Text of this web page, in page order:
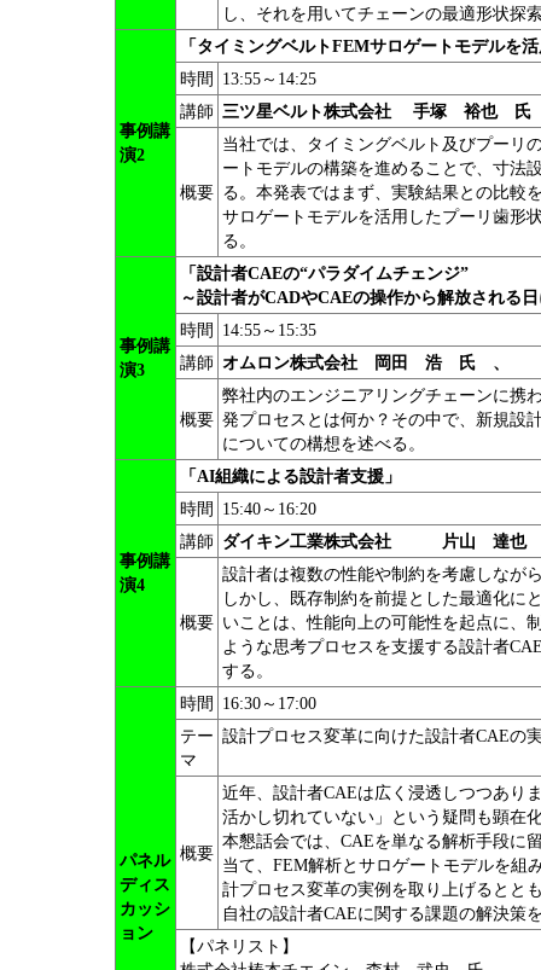
し、それを用いてチェーンの最適形状探
事例講
演2
「タイミングベルトFEMサロゲートモデルを
時間
13:55～14:25
講師 三ツ星ベルト株式会社 手塚 裕也 氏
概要
当社では、タイミングベルト及びプーリ
ートモデルの構築を進めることで、寸法
る。本発表ではまず、実験結果との比較
サロゲートモデルを活用したプーリ歯形
る。
事例講
演3
「設計者CAEの“パラダイムチェンジ”
～設計者がCADやCAEの操作から解放される
時間
14:55～15:35
講師 オムロン株式会社 岡田 浩 氏
概要
弊社内のエンジニアリングチェーンに携
発プロセスとは何か？その中で、新規設
についての構想を述べる。
事例講
演4
「AI組織による設計者支援」
時間
15:40～16:20
講師 ダイキン工業株式会社 片山 達也
概要
設計者は複数の性能や制約を考慮しなが
しかし、既存制約を前提とした最適化に
いことは、性能向上の可能性を起点に、
ような思考プロセスを支援する設計者
する。
パネル
ディス
カッシ
ョン
時間
16:30～17:00
テー
マ
設計プロセス変革に向けた設計者CAEの
概要
近年、設計者CAEは広く浸透しつつあり
活かし切れていない」という疑問も顕在
本懇話会では、CAEを単なる解析手段に
当て、FEM解析とサロゲートモデルを組
計プロセス変革の実例を取り上げるとと
自社の設計者CAEに関する課題の解決策
【パネリスト】